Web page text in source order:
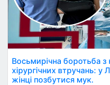
Восьмирічна боротьба
хірургічних втручань:
жінці позбутися мук.